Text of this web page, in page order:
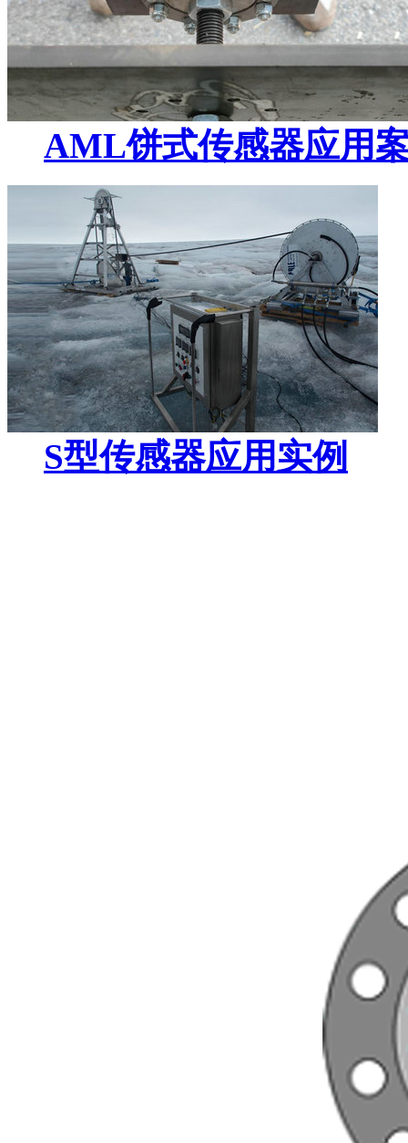
AML饼式传感器应用
S型传感器应用实例